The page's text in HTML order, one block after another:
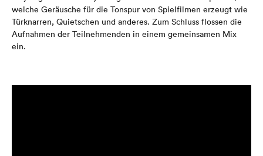
welche Geräusche für die Tonspur von Spielfilmen erzeugt wie
Türknarren, Quietschen und anderes. Zum Schluss flossen die
Aufnahmen der Teilnehmenden in einem gemeinsamen Mix
ein.